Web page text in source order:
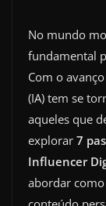
No mundo
fundamental
Com o
(IA) tem se
aqueles que
explorar 7
Influencer
abordar